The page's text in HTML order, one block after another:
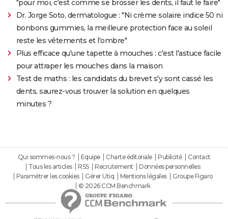
"pour moi, c'est comme se brosser les dents, il faut le faire"
Dr. Jorge Soto, dermatologue : "Ni crème solaire indice 50 ni
bonbons gummies, la meilleure protection face au soleil
reste les vêtements et l'ombre"
Plus efficace qu'une tapette à mouches : c'est l'astuce facile
pour attraper les mouches dans la maison
Test de maths : les candidats du brevet s'y sont cassé les
dents, saurez-vous trouver la solution en quelques
minutes ?
Qui sommes-nous ? Equipe Charte éditoriale Publicité
Contact
Tous les articles
RSS Recrutement
Données personnelles
Paramétrer les cookies
Gérer Utiq Mentions légales
Groupe Figaro
© 2026 CCM Benchmark